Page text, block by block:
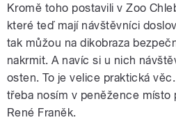
Kromě toho postavili v Zoo
které teď mají návštěvníci
tak můžou na dikobraza
nakrmit. A navíc si u nich
osten. To je velice praktická
třeba nosím v peněžence místo
René Franěk.